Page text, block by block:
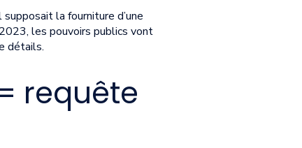
la fourniture d’une
les pouvoirs publics vont
détails.
requête